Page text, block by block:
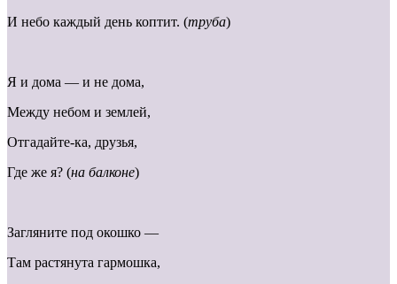
И небо каждый день коптит. (труба)
Я и дома — и не дома,
Между небом и землей,
Отгадайте-ка, друзья,
Где же я? (на балконе)
Загляните под окошко —
Там растянута гармошка,